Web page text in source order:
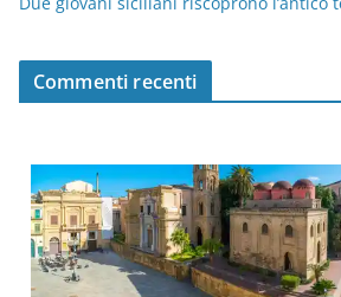
Commenti recenti